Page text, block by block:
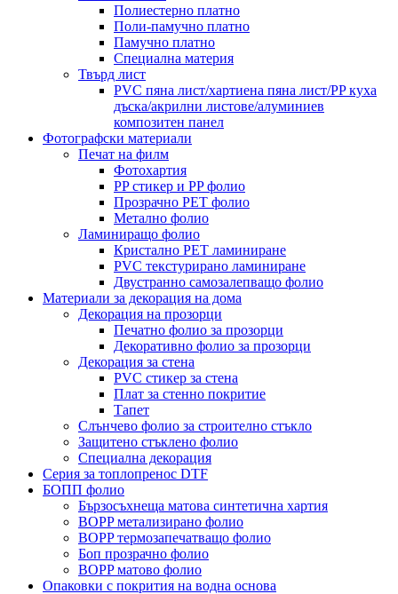
Полиестерно платно
Поли-памучно платно
Памучно платно
Специална материя
Твърд лист
PVC пяна лист/хартиена пяна лист/PP куха
дъска/акрилни листове/алуминиев
композитен панел
Фотографски материали
Печат на филм
Фотохартия
PP стикер и PP фолио
Прозрачно PET фолио
Метално фолио
Ламиниращо фолио
Кристално PET ламиниране
PVC текстурирано ламиниране
Двустранно самозалепващо фолио
Материали за декорация на дома
Декорация на прозорци
Печатно фолио за прозорци
Декоративно фолио за прозорци
Декорация за стена
PVC стикер за стена
Плат за стенно покритие
Тапет
Слънчево фолио за строително стъкло
Защитено стъклено фолио
Специална декорация
Серия за топлопренос DTF
БОПП фолио
Бързосъхнеща матова синтетична хартия
BOPP метализирано фолио
BOPP термозапечатващо фолио
Боп прозрачно фолио
BOPP матово фолио
Опаковки с покрития на водна основа